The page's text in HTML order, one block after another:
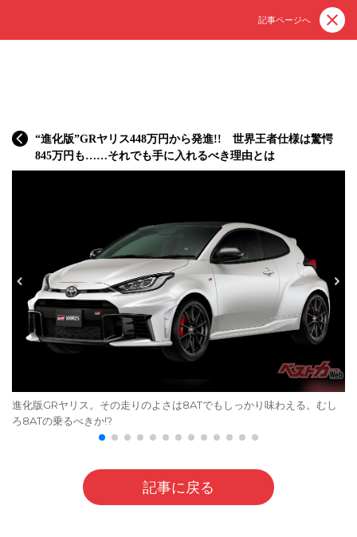
記事ページへ
“進化版”GRヤリス448万円から発進!! 世界王者仕様は驚愕
845万円も……それでも手に入れるべき理由とは
進化版GRヤリス。その走りのよさは8ATでもしっかり味わえる。むし
ろ8ATの乗るべきか!?
記事に戻る